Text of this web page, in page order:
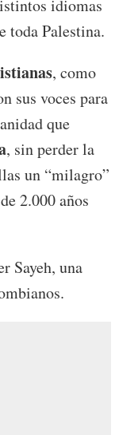
idiomas
toda Palestina.
, como
sus voces para
que
, sin perder la
un “milagro”
2.000 años
Sayeh, una